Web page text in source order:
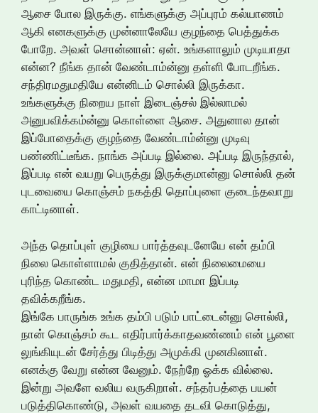
ஆசை போல இருக்கு. எங்களுக்கு அப்புரம் கல்யாணம்
ஆகி எனகளுக்கு முன்னாலேயே குழந்தை பெத்துக்க
போறே. அவள் சொன்னாள்: ஏன். உங்களாலும் முடியாதா
என்ன? நீங்க தான் வேண்டாம்ன்னு தள்ளி போடறீங்க.
சந்திரமதுமதியே என்னிடம் சொல்லி இருக்கா.
உங்களுக்கு நிறைய நாள் இடைஞ்சல் இல்லாமல்
அனுபவிக்கம்ன்னு கொள்ளை ஆசை. அதுனால தான்
இப்போதைக்கு குழந்தை வேண்டாம்ன்னு முடிவு
பண்ணிட்டீங்க. நாங்க அப்படி இல்லை. அப்படி இருந்தால்,
இப்படி என் வயறு பெருத்து இருக்குமான்னு சொல்லி தன்
புடவையை கொஞ்சம் நகத்தி தொப்புளை குடைந்தவாறு
காட்டினாள்.
அந்த தொப்புள் குழியை பார்த்தவுடனேயே என் தம்பி
நிலை கொள்ளாமல் குதித்தான். என் நிலைமையை
புரிந்த கொண்ட மதுமதி, என்ன மாமா இப்படி
தவிக்கறீங்க.
இங்கே பாருங்க உங்க தம்பி படும் பாட்டைன்னு சொல்லி,
நான் கொஞ்சம் கூட எதிர்பார்க்காதவண்ணம் என் பூளை
லுங்கியுடன் சேர்த்து பிடித்து அமுக்கி முனகினாள்.
எனக்கு வேறு என்ன வேனும். நேற்றே ஓக்க வில்லை.
இன்று அவளே வலிய வருகிறாள். சந்தர்பத்தை பயன்
படுத்திகொண்டு, அவள் வயதை தடவி கொடுத்து,